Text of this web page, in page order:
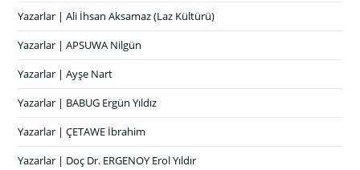
Yazarlar | Ali İhsan Aksamaz (Laz Kültürü)
Yazarlar | APSUWA Nilgün
Yazarlar | Ayşe Nart
Yazarlar | BABUG Ergün Yıldız
Yazarlar | ÇETAWE İbrahim
Yazarlar | Doç Dr. ERGENOY Erol Yıldır